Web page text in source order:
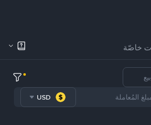
خاصّة
بيع
USD